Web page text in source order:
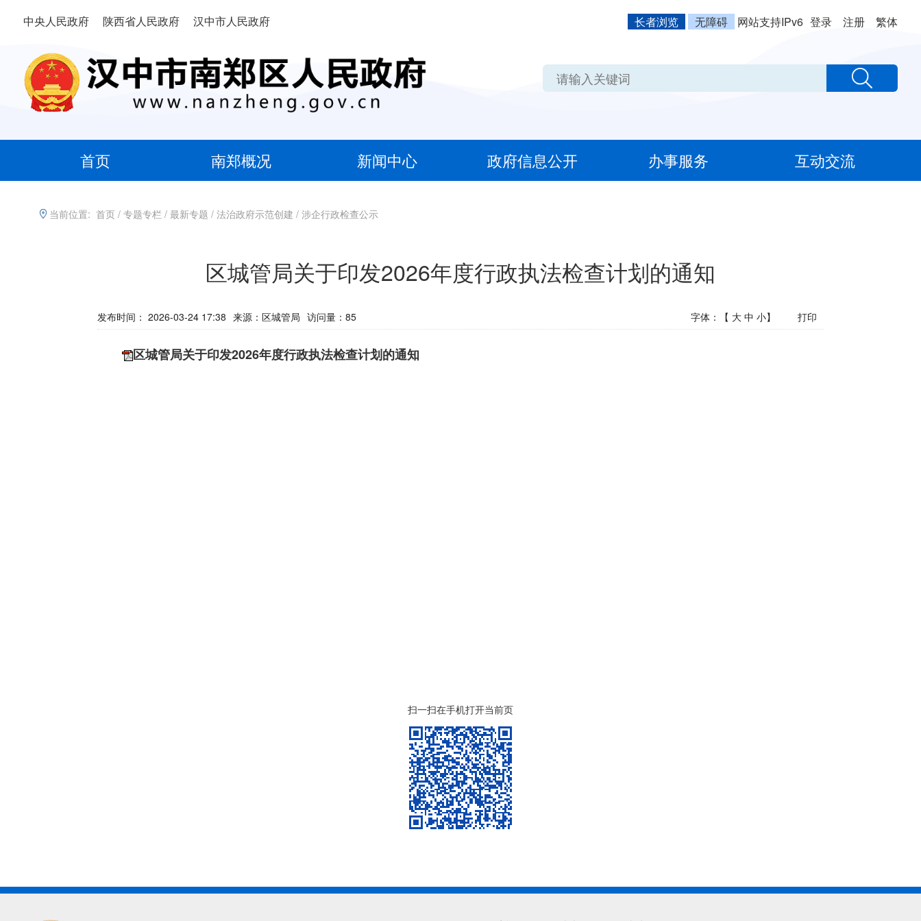
中央人民政府 陕西省人民政府 汉中市人民政府 长者浏览 无障碍 网站支持IPv6 登录 注册 繁体
首页 南郑概况 新闻中心 政府信息公开 办事服务 互动交流
当前位置: 首页 / 专题专栏 / 最新专题 / 法治政府示范创建 / 涉企行政检查公示
区城管局关于印发2026年度行政执法检查计划的通知
发布时间： 2026-03-24 17:38 来源： 区城管局 访问量： 85 字体：【 大 中 小】 打印
区城管局关于印发2026年度行政执法检查计划的通知
扫一扫在手机打开当前页